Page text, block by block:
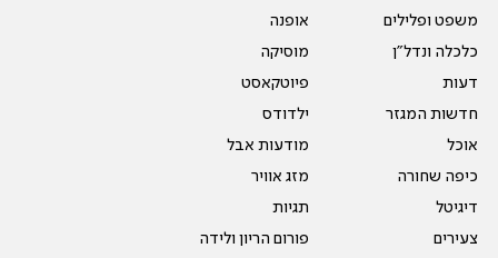
משפט ופלילים
כלכלה ונדל"ן
דעות
חדשות המגזר
אוכל
כיפה שחורה
דיגיטל
צעירים
אופנה
מוסיקה
פיוטקאסט
ילדודס
מודעות אבל
מזג אוויר
תגיות
פורום הריון ולידה